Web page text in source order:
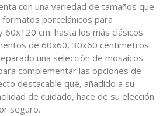
con una variedad de tamaños que
porcelánicos para
cm. hasta los más clásicos
de 60x60, 30x60 centímetros.
una selección de mosaicos
complementar las opciones de
destacable que, añadido a su
de cuidado, hace de su elección
seguro.